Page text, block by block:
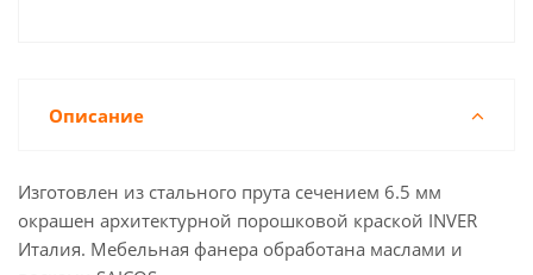
Описание
Изготовлен из стального прута сечением 6.5 мм
окрашен архитектурной порошковой краской INVER
Италия. Мебельная фанера обработана маслами и